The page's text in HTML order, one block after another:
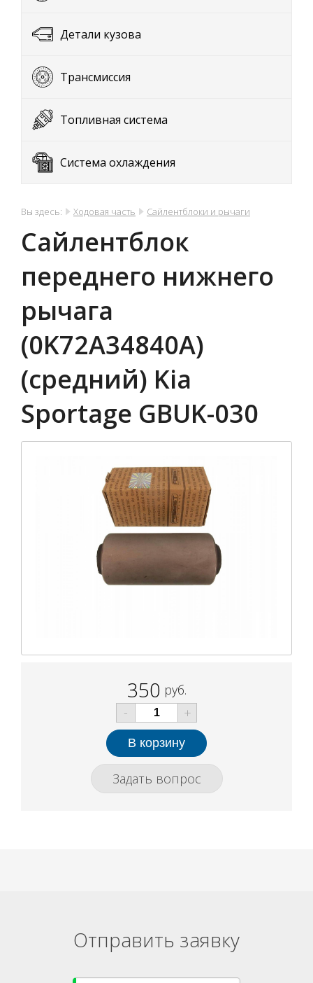
Детали кузова
Трансмиссия
Топливная система
Система охлаждения
Вы здесь: Ходовая часть Сайлентблоки и рычаги
Сайлентблок
переднего нижнего
рычага
(0K72A34840A)
(средний) Kia
Sportage GBUK-030
350 руб.
-
+
Задать вопрос
Отправить заявку